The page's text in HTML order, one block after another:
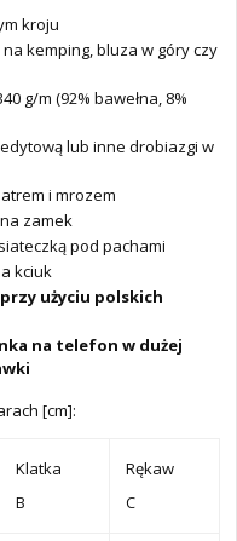
kroju
kemping, bluza w góry czy
g/m (92% bawełna, 8%
lub inne drobiazgi w
i mrozem
zamek
pod pachami
kciuk
użyciu polskich
na telefon w dużej
[cm]:
Klatka
B
Rękaw
C